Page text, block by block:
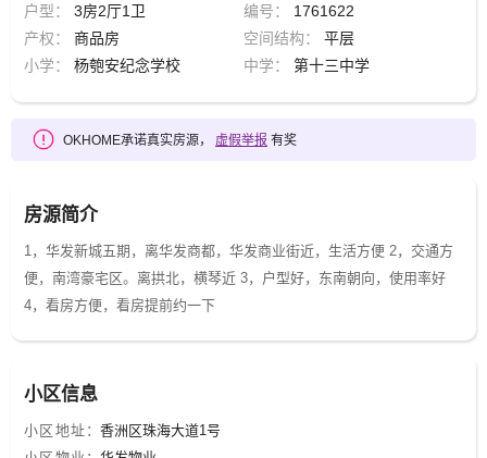
户型：
3房2厅1卫 编号：
1761622
产权：
商品房 空间结构：
平层
小学：
杨匏安纪念学校 中学： 第十三中学
OKHOME承诺真实房源， 虚假举报 有奖
房源简介
1，华发新城五期，离华发商都，华发商业街近，生活方便 2，交通方
便，南湾豪宅区。离拱北，横琴近 3，户型好，东南朝向，使用率好
4，看房方便，看房提前约一下
小区信息
小区地址： 香洲区珠海大道1号